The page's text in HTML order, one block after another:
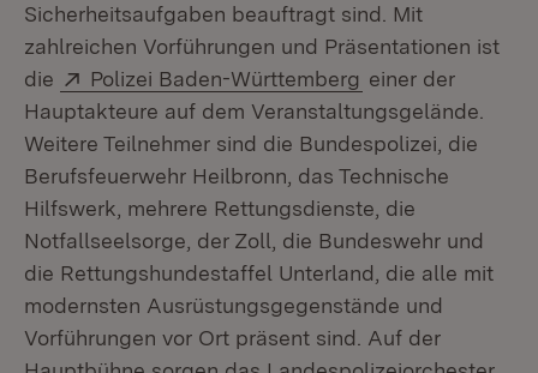
Sicherheitsaufgaben beauftragt sind. Mit
zahlreichen Vorführungen und Präsentationen ist
die
Extern:
Polizei Baden-Württemberg (Öffnet in neuem
einer der
Hauptakteure auf dem Veranstaltungsgelände.
Weitere Teilnehmer sind die Bundespolizei, die
Berufsfeuerwehr Heilbronn, das Technische
Hilfswerk, mehrere Rettungsdienste, die
Notfallseelsorge, der Zoll, die Bundeswehr und
die Rettungshundestaffel Unterland, die alle mit
modernsten Ausrüstungsgegenstände und
Vorführungen vor Ort präsent sind. Auf der